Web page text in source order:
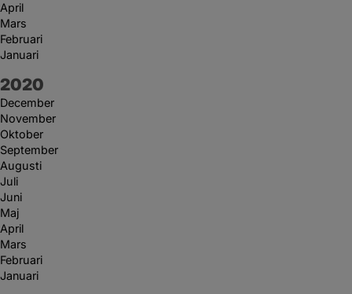
April
Mars
Februari
Januari
År:
2020
December
November
Oktober
September
Augusti
Juli
Juni
Maj
April
Mars
Februari
Januari